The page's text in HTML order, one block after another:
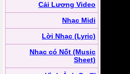
Cải Lương Video
Nhạc Midi
Lời Nhạc (Lyric)
Nhạc có Nốt (Music
Sheet)